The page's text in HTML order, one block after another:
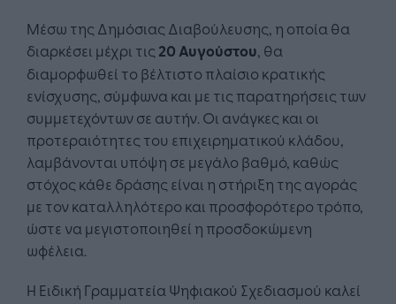
Μέσω της Δημόσιας Διαβούλευσης, η οποία θα
διαρκέσει μέχρι τις 20 Αυγούστου, θα
διαμορφωθεί το βέλτιστο πλαίσιο κρατικής
ενίσχυσης, σύμφωνα και με τις παρατηρήσεις των
συμμετεχόντων σε αυτήν. Οι ανάγκες και οι
προτεραιότητες του επιχειρηματικού κλάδου,
λαμβάνονται υπόψη σε μεγάλο βαθμό, καθώς
στόχος κάθε δράσης είναι η στήριξη της αγοράς
με τον καταλληλότερο και προσφορότερο τρόπο,
ώστε να μεγιστοποιηθεί η προσδοκώμενη
ωφέλεια.
Η Ειδική Γραμματεία Ψηφιακού Σχεδιασμού καλεί